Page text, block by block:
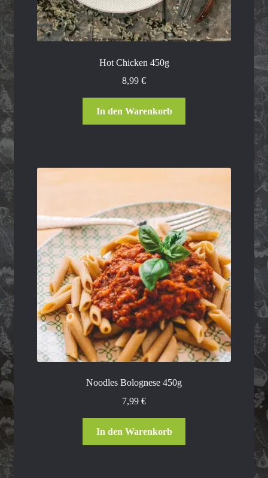
Hot Chicken 450g
8,99 €
In den Warenkorb
Noodles Bolognese 450g
7,99 €
In den Warenkorb